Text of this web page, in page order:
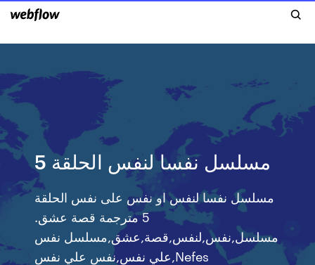
مسلسل نفسا لنفس الحلقة 5
مسلسل نفسا لنفس او نفس على نفس الحلقة
5 مترجمة قصة عشق.
مسلسل,نفس,لنفس,قصة,عشق,مسلسل نفس
علي نفس,نفس علي نفس,Nefes